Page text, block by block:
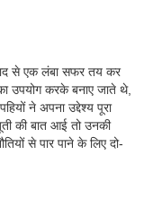
से एक लंबा सफर तय कर
उपयोग करके बनाए जाते थे,
ने अपना उद्देश्य पूरा
की बात आई तो उनकी
से पार पाने के लिए दो-